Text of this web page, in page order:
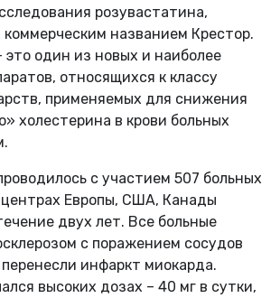
розувастатина,
коммерческим названием Крестор.
это один из новых и наиболее
относящихся к классу
применяемых для снижения
холестерина в крови больных
с участием 507 больных
Европы, США, Канады
двух лет. Все больные
с поражением сосудов
инфаркт миокарда.
высоких дозах – 40 мг в сутки,